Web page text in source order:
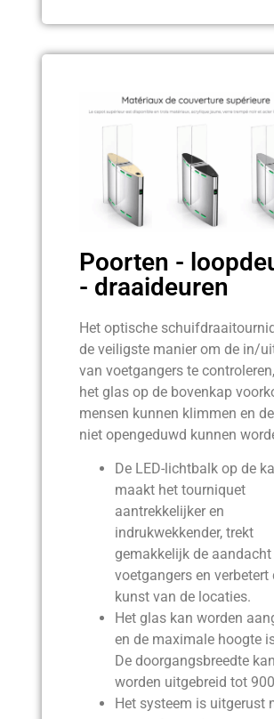
Poorten -
- draaideuren
Het optische
de veiligste manier om de in/
van voetgangers te
het glas op de bovenkap
mensen kunnen klimmen en
niet opengeduwd kunnen
De LED-lichtbalk op de
maakt het tourniquet
aantrekkelijker en
indrukwekkender, trekt
gemakkelijk de aandacht
voetgangers en verbetert
kunst van de locaties.
Het glas kan worden
en de maximale hoogte
De doorgangsbreedte kan
worden uitgebreid tot
Het systeem is uitgerust